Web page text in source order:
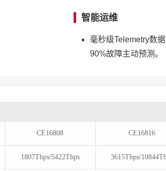
智能运维
毫秒级Telemetry数
90%故障主动预测。
CE16808 CE16816
1807Tbps/5422Tbps 3615Tbps/